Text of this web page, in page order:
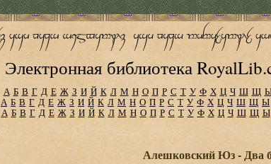
Электронная библиотека
А Б В Г Д Е Ж З И Й К Л М Н О П Р С Т У Ф Х Ц Ч Ш Щ
А Б В Г Д Е Ж З И Й К Л М Н О П Р С Т У Ф Х Ц Ч Ш Щ Ы
А Б В Г Д Е Ж З И Й К Л М Н О П Р С Т У Ф Х Ц Ч Ш Щ Ы
Алешковский Юз - Два